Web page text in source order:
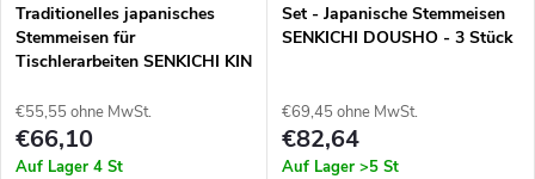
Traditionelles japanisches
Stemmeisen für
Tischlerarbeiten SENKICHI KIN
€55,55 ohne MwSt.
€66,10
Auf Lager 4 St
Set - Japanische Stemmeisen
SENKICHI DOUSHO - 3 Stück
€69,45 ohne MwSt.
€82,64
Auf Lager >5 St